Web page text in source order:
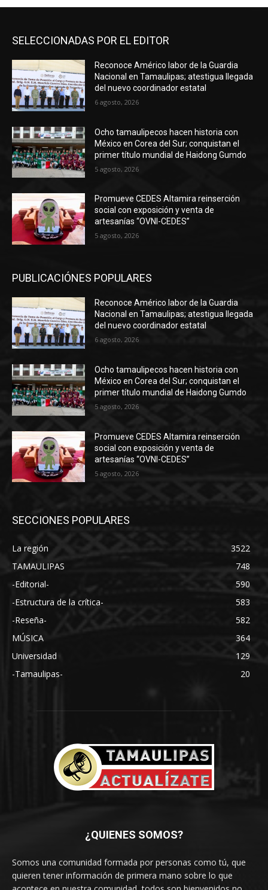
SELECCIONADAS POR EL EDITOR
Reconoce Américo labor de la Guardia
Nacional en Tamaulipas; atestigua llegada
del nuevo coordinador estatal
6 agosto, 2026
Ocho tamaulipecos hacen historia con
México en Corea del Sur; conquistan el
primer título mundial de Haidong Gumdo
5 agosto, 2026
Promueve CEDES Altamira reinserción
social con exposición y venta de
artesanías “OVNI-CEDES”
5 agosto, 2026
PUBLICACIÓNES POPULARES
Reconoce Américo labor de la Guardia
Nacional en Tamaulipas; atestigua llegada
del nuevo coordinador estatal
6 agosto, 2026
Ocho tamaulipecos hacen historia con
México en Corea del Sur; conquistan el
primer título mundial de Haidong Gumdo
5 agosto, 2026
Promueve CEDES Altamira reinserción
social con exposición y venta de
artesanías “OVNI-CEDES”
5 agosto, 2026
SECCIONES POPULARES
La región
3522
TAMAULIPAS
748
-Editorial-
590
-Estructura de la crítica-
583
-Reseña-
582
MÚSICA
364
Universidad
129
-Tamaulipas-
20
¿QUIENES SOMOS?
Somos una comunidad formada por personas como tú, que
quieren tener información de primera mano sobre lo que